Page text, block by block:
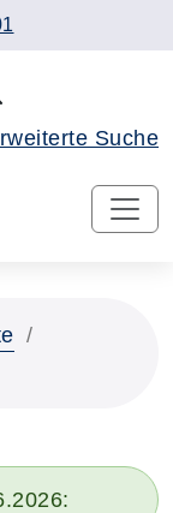
Suche